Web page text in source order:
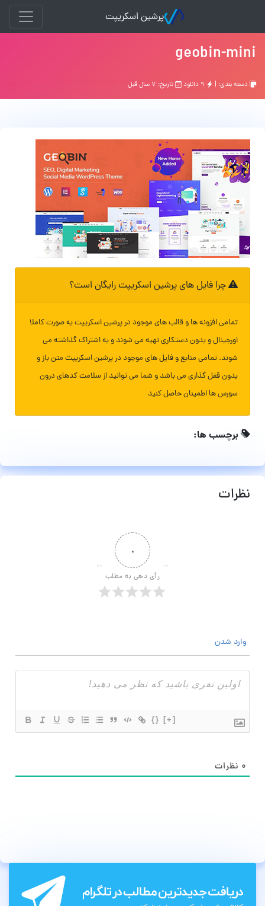
پرشین اسکریپت
geobin-mini
دسته بندی: | تاریخ: ۷ سال قبل
چرا فایل های پرشین اسکریپت رایگان است؟
تمامی افزونه ها و قالب های موجود در پرشین اسکریپت به صورت کاملا
اورجینال و بدون دستکاری تهیه می شوند و به اشتراک گذاشته می
شوند. تمامی منابع و فایل های موجود در پرشین اسکریپت متن باز و
بدون قفل گذاری می باشد و شما می توانید از سلامت کدهای درون
سورس ها اطمینان حاصل کنید
برچسب ها:
نظرات
۰
رأی دهی به مطلب
وارد شدن
{} [+]
۰ نظرات